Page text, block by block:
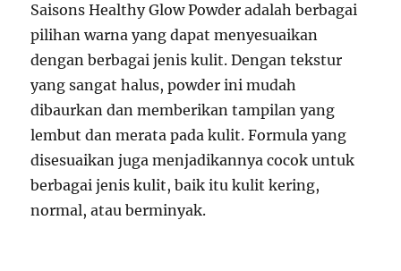
Saisons Healthy Glow Powder adalah berbagai
pilihan warna yang dapat menyesuaikan
dengan berbagai jenis kulit. Dengan tekstur
yang sangat halus, powder ini mudah
dibaurkan dan memberikan tampilan yang
lembut dan merata pada kulit. Formula yang
disesuaikan juga menjadikannya cocok untuk
berbagai jenis kulit, baik itu kulit kering,
normal, atau berminyak.